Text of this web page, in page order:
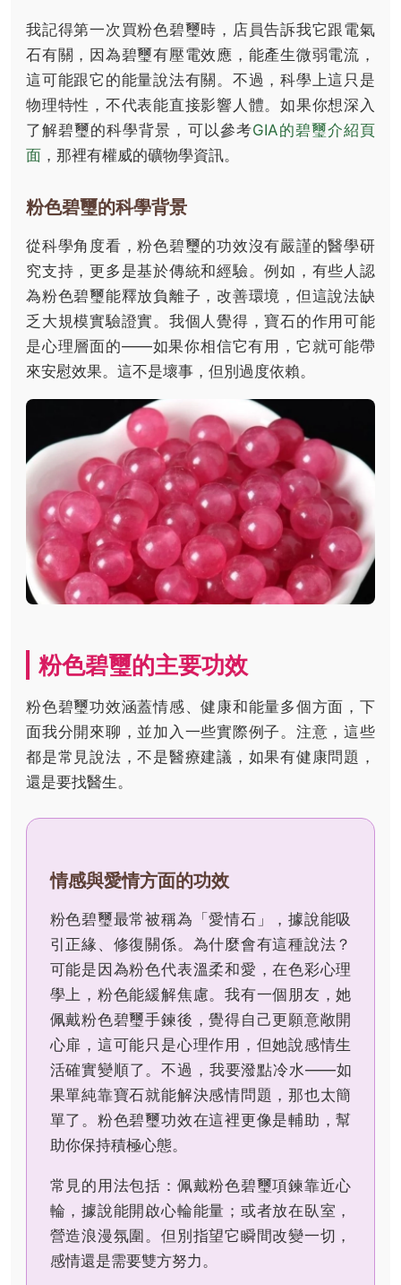
我記得第一次買粉色碧璽時，店員告訴我它跟電氣
石有關，因為碧璽有壓電效應，能產生微弱電流，
這可能跟它的能量說法有關。不過，科學上這只是
物理特性，不代表能直接影響人體。如果你想深入
了解碧璽的科學背景，可以參考GIA的碧璽介紹頁
面 ，那裡有權威的礦物學資訊。
粉色碧璽的科學背景
從科學角度看，粉色碧璽的功效沒有嚴謹的醫學研
究支持，更多是基於傳統和經驗。例如，有些人認
為粉色碧璽能釋放負離子，改善環境，但這說法缺
乏大規模實驗證實。我個人覺得，寶石的作用可能
是心理層面的——如果你相信它有用，它就可能帶
來安慰效果。這不是壞事，但別過度依賴。
粉色碧璽的主要功效
粉色碧璽功效涵蓋情感、健康和能量多個方面，下
面我分開來聊，並加入一些實際例子。注意，這些
都是常見說法，不是醫療建議，如果有健康問題，
還是要找醫生。
情感與愛情方面的功效
粉色碧璽最常被稱為「愛情石」，據說能吸
引正緣、修復關係。為什麼會有這種說法？
可能是因為粉色代表溫柔和愛，在色彩心理
學上，粉色能緩解焦慮。我有一個朋友，她
佩戴粉色碧璽手鍊後，覺得自己更願意敞開
心扉，這可能只是心理作用，但她說感情生
活確實變順了。不過，我要潑點冷水——如
果單純靠寶石就能解決感情問題，那也太簡
單了。粉色碧璽功效在這裡更像是輔助，幫
助你保持積極心態。
常見的用法包括：佩戴粉色碧璽項鍊靠近心
輪，據說能開啟心輪能量；或者放在臥室，
營造浪漫氛圍。但別指望它瞬間改變一切，
感情還是需要雙方努力。